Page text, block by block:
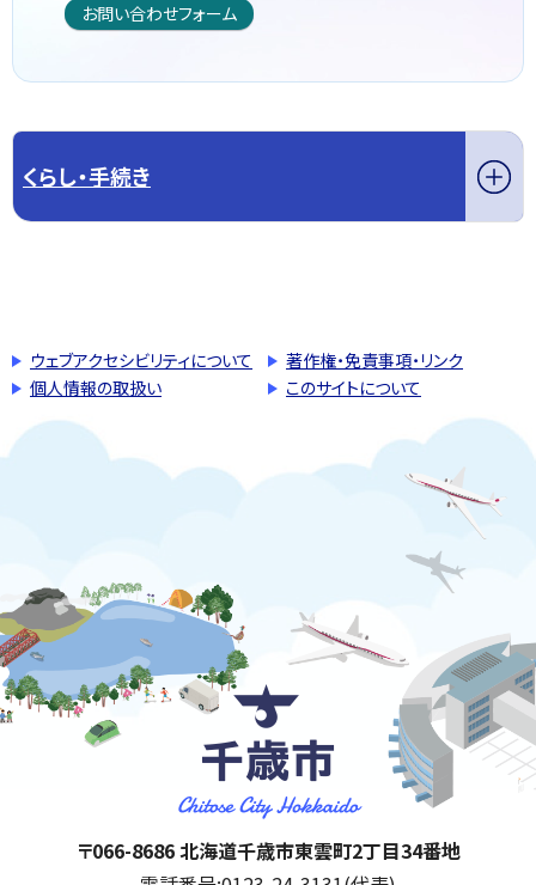
お問い合わせフォーム
くらし・手続き
ウェブアクセシビリティについて
著作権・免責事項・リンク
個人情報の取扱い
このサイトについて
千歳市
住所:
〒066-8686 北海道千歳市東雲町2丁目34番地